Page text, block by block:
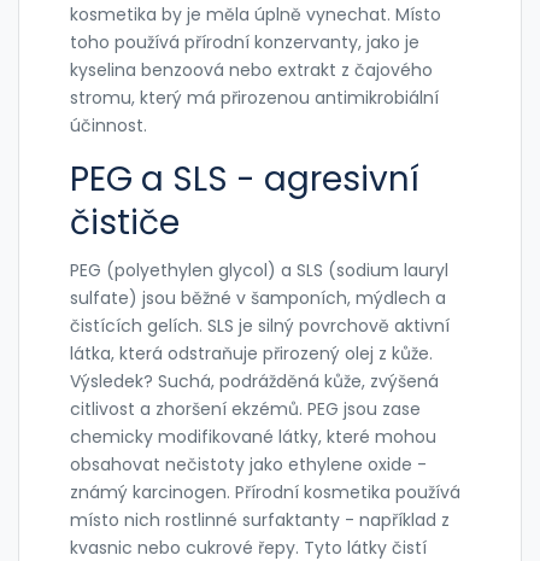
kosmetika by je měla úplně vynechat. Místo
toho používá přírodní konzervanty, jako je
kyselina benzoová nebo extrakt z čajového
stromu, který má přirozenou antimikrobiální
účinnost.
PEG a SLS - agresivní
čističe
PEG (polyethylen glycol) a SLS (sodium lauryl
sulfate) jsou běžné v šamponích, mýdlech a
čistících gelích. SLS je silný povrchově aktivní
látka, která odstraňuje přirozený olej z kůže.
Výsledek? Suchá, podrážděná kůže, zvýšená
citlivost a zhoršení ekzémů. PEG jsou zase
chemicky modifikované látky, které mohou
obsahovat nečistoty jako ethylene oxide -
známý karcinogen. Přírodní kosmetika používá
místo nich rostlinné surfaktanty - například z
kvasnic nebo cukrové řepy. Tyto látky čistí